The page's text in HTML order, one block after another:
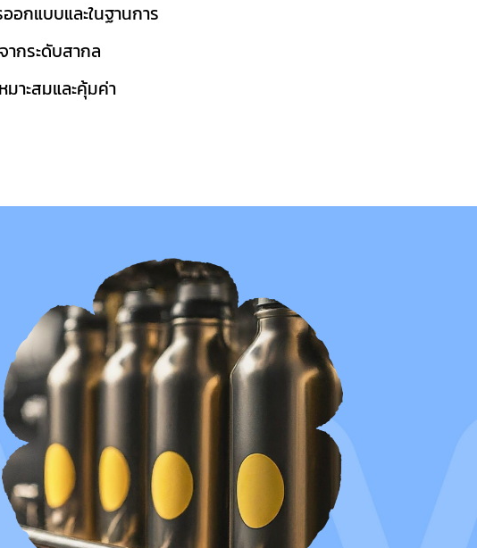
ออกแบบและในฐานการ
กระดับสากล
าะสมและคุ้มค่า